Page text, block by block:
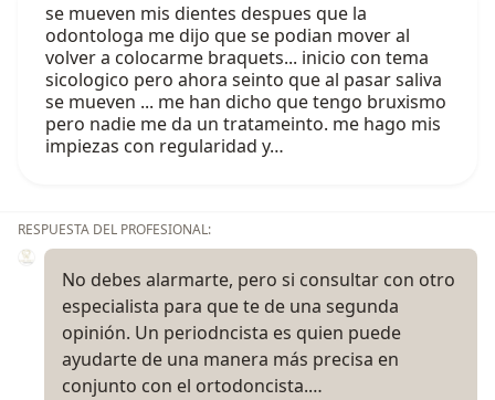
se mueven mis dientes despues que la
odontologa me dijo que se podian mover al
volver a colocarme braquets... inicio con tema
sicologico pero ahora seinto que al pasar saliva
se mueven ... me han dicho que tengo bruxismo
pero nadie me da un tratameinto. me hago mis
impiezas con regularidad y…
RESPUESTA DEL PROFESIONAL:
No debes alarmarte, pero si consultar con otro
especialista para que te de una segunda
opinión. Un periodncista es quien puede
ayudarte de una manera más precisa en
conjunto con el ortodoncista.…